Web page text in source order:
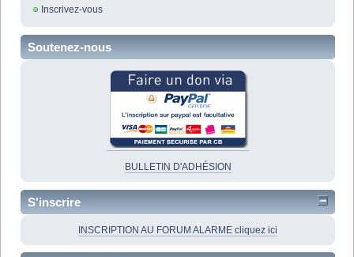
Inscrivez-vous
Soutenez-nous
BULLETIN D'ADHÉSION
S'inscrire
INSCRIPTION AU FORUM ALARME cliquez ici